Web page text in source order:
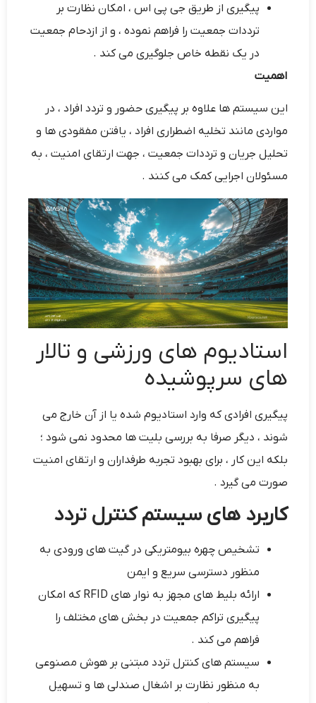
پیگیری از طریق جی پی اس ، امکان نظارت بر
ترددات جمعیت را فراهم نموده ، و از ازدحام جمعیت
در یک نقطه خاص جلوگیری می کند .
اهمیت
این سیستم ها علاوه بر پیگیری حضور و تردد افراد ، در
مواردی مانند تخلیه اضطراری افراد ، یافتن مفقودی ها و
تحلیل جریان و ترددات جمعیت ، جهت ارتقای امنیت ، به
مسئولان اجرایی کمک می کنند .
استادیوم های ورزشی و تالار
های سرپوشیده
پیگیری افرادی که وارد استادیوم شده یا از آن خارج می
شوند ، دیگر صرفا به بررسی بلیت ها محدود نمی شود ؛
بلکه این کار ، برای بهبود تجربه طرفداران و ارتقای امنیت
صورت می گیرد .
کاربرد های سیستم کنترل تردد
تشخیص چهره بیومتریکی در گیت های ورودی به
منظور دسترسی سریع و ایمن
ارائه بلیط های مجهز به نوار های RFID که امکان
پیگیری تراکم جمعیت در بخش های مختلف را
فراهم می کند .
سیستم های کنترل تردد مبتنی بر هوش مصنوعی
به منظور نظارت بر اشغال صندلی ها و تسهیل